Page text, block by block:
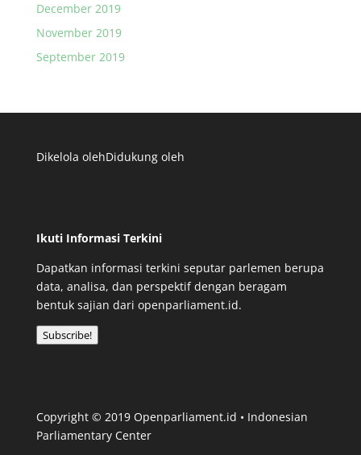
December 2019
November 2019
September 2019
Dikelola olehDidukung oleh
Ikuti Informasi Terkini
Dapatkan informasi terkini seputar parlemen berupa
data, analisa, dan perspektif dengan beragam
bentuk sajian dari openparliament.id.
Subscribe!
Copyright © 2019 Openparliament.id • Indonesian
Parliamentary Center